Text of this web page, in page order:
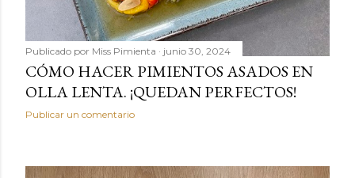
Publicado por Miss Pimienta junio 30, 2024
CÓMO HACER PIMIENTOS ASADOS EN
OLLA LENTA. ¡QUEDAN PERFECTOS!
Publicar un comentario